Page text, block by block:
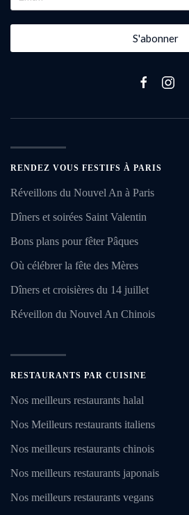
S'abonner
RENDEZ VOUS FESTIFS À PARIS
Réveillons du Nouvel An à Paris
Dîners et soirées Saint Valentin
Bons plans pour fêter Pâques
Où célébrer la fête des Mères
Dîners et croisières du 14 juillet
Réveillon du Nouvel An Chinois
RESTAURANTS PAR CUISINE
Nos meilleurs restaurants halal
Nos Meilleurs restaurants italiens
Nos meilleurs restaurants chinois
Nos meilleurs restaurants japonais
Nos meilleurs restaurants vegans